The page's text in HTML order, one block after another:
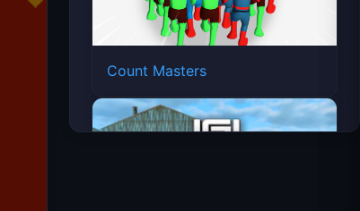
Count Masters